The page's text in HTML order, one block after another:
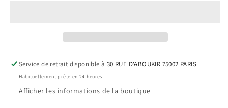
Service de retrait disponible à 30 RUE D'ABOUKIR 75002 PARIS
Habituellement prête en 24 heures
Afficher les informations de la boutique